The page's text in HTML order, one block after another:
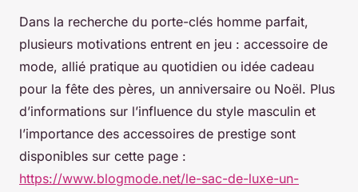
Dans la recherche du porte-clés homme parfait,
plusieurs motivations entrent en jeu : accessoire de
mode, allié pratique au quotidien ou idée cadeau
pour la fête des pères, un anniversaire ou Noël. Plus
d’informations sur l’influence du style masculin et
l’importance des accessoires de prestige sont
disponibles sur cette page :
https://www.blogmode.net/le-sac-de-luxe-un-